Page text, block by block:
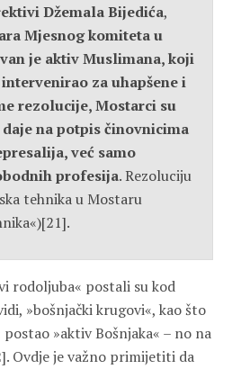
Džemala Bijedića,
Mjesnog komiteta u
je aktiv Muslimana, koji
za uhapšene i
rezolucije, Mostarci su
na potpis činovnicima
već samo
profesija. Rezoluciju
tehnika u Mostaru
rodoljuba« postali su kod
»bošnjački krugovi«, kao što
»aktiv Bošnjaka« – no na
Ovdje je važno primijetiti da